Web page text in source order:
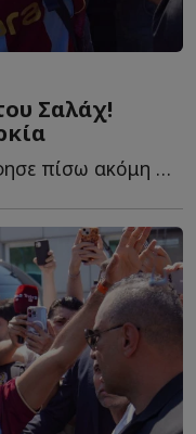
Σαλάχ!
Ο Αιγύπτιος σούπερ σταρ άφησε πίσω ακόμη και τον Βίκτορ Ό...